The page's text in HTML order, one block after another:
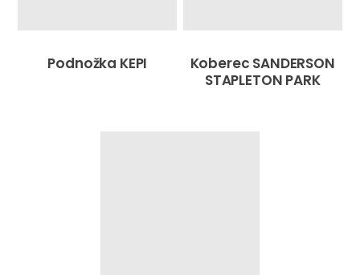
Podnožka KEPI
Koberec SANDERSON
STAPLETON PARK